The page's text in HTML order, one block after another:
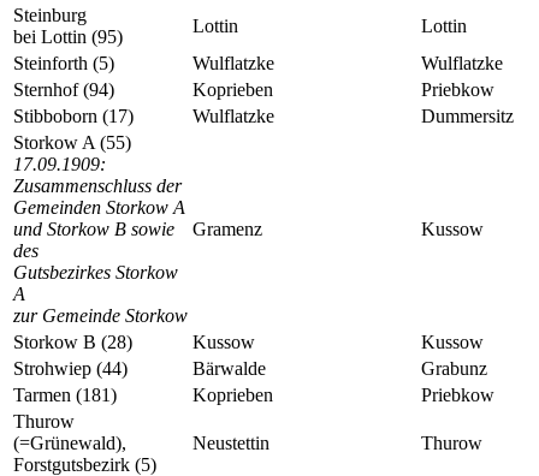
Steinburg
bei Lottin (95)
Lottin
Lottin
Steinforth (5)
Wulflatzke
Wulflatzke
Sternhof (94)
Koprieben
Priebkow
Stibboborn (17)
Wulflatzke
Dummersitz
Storkow A (55)
17.09.1909:
Zusammenschluss der
Gemeinden Storkow A
und Storkow B sowie
des
Gutsbezirkes Storkow
A
zur Gemeinde Storkow
Gramenz Kussow
Storkow B (28) Kussow
Kussow
Strohwiep (44)
Bärwalde
Grabunz
Tarmen (181)
Koprieben
Priebkow
Thurow
(=Grünewald),
Forstgutsbezirk (5)
Neustettin Thurow